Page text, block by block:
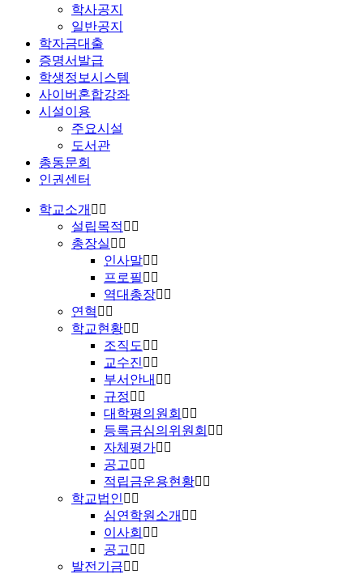
학사공지
일반공지
학자금대출
증명서발급
학생정보시스템
사이버혼합강좌
시설이용
주요시설
도서관
총동문회
인권센터
학교소개
설립목적
총장실
인사말
프로필
역대총장
연혁
학교현황
조직도
교수진
부서안내
규정
대학평의원회
등록금심의위원회
자체평가
공고
적립금운용현황
학교법인
심연학원소개
이사회
공고
발전기금